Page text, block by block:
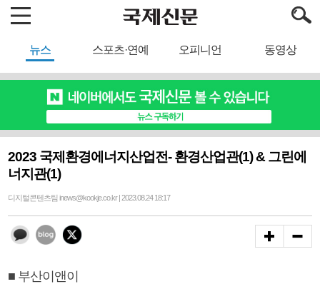
뉴스 스포츠·연예 오피니언 동영상
2023 국제환경에너지산업전- 환경산업관(1) & 그린에
너지관(1)
디지털콘텐츠팀 inews@kookje.co.kr | 2023.08.24 18:17
■ 부산이앤이